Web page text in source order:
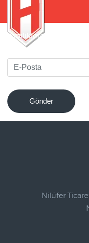
Yeniliklerden
Gönder
Nilüfer